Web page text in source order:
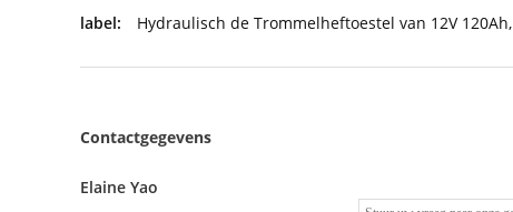
label: Hydraulisch de Trommelheftoestel van 12V 120Ah,
Contactgegevens
Elaine Yao